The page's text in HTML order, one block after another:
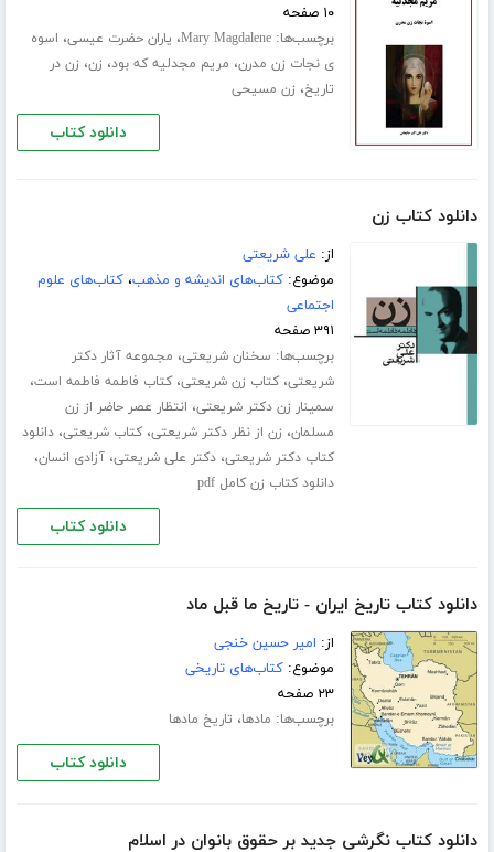
۱۰ صفحه
برچسب‌ها:Mary Magdalene، یاران حضرت عیسی، اسوه
ی نجات زن مدرن، مریم مجدلیه که بود، زن، زن در
تاریخ، زن مسیحی
دانلود کتاب
دانلود کتاب زن
از: علی شریعتی
موضوع:کتاب‌های اندیشه و مذهب،کتاب‌های علوم
اجتماعی
۳۹۱ صفحه
برچسب‌ها: سخنان شریعتی، مجموعه آثار دکتر
شریعتی،کتاب زن شریعتی،کتاب فاطمه فاطمه است،
سمینار زن دکتر شریعتی، انتظار عصر حاضر از زن
مسلمان، زن از نظر دکتر شریعتی،کتاب شریعتی،دانلود
کتاب دکتر شریعتی،دکتر علی شریعتی،آزادی انسان،
دانلود کتاب زن کامل pdf
دانلود کتاب
دانلود کتاب تاریخ ایران - تاریخ ما قبل ماد
از: امیر حسین خنجی
موضوع:کتاب‌های تاریخی
۲۳ صفحه
برچسب‌ها: مادها، تاریخ مادها
دانلود کتاب
دانلود کتاب نگرشی جدید بر حقوق بانوان در اسلام